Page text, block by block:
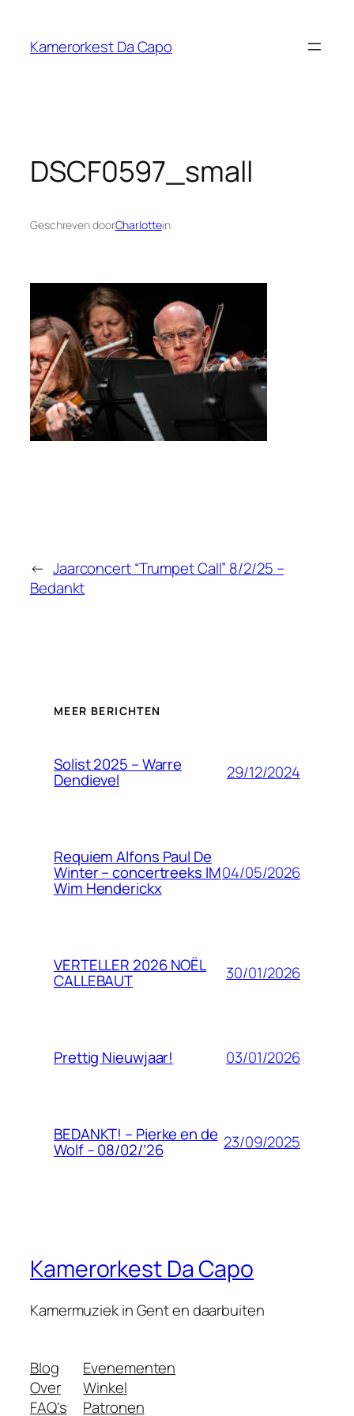
Kamerorkest Da Capo
DSCF0597_small
Geschreven doorCharlottein
← Jaarconcert “Trumpet Call” 8/2/25 –
Bedankt
MEER BERICHTEN
Solist 2025 – Warre
Dendievel 29/12/2024
Requiem Alfons Paul De
Winter – concertreeks IM
Wim Henderickx
04/05/2026
VERTELLER 2026 NOËL
CALLEBAUT 30/01/2026
Prettig Nieuwjaar! 03/01/2026
BEDANKT! – Pierke en de
Wolf – 08/02/’26 23/09/2025
Kamerorkest Da Capo
Kamermuziek in Gent en daarbuiten
Blog
Over
FAQ's
Evenementen
Winkel
Patronen